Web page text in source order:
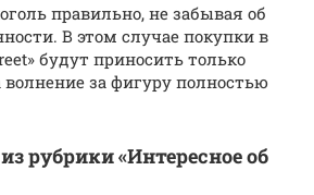
правильно, не забывая об
В этом случае покупки в
будут приносить только
волнение за фигуру полностью
рубрики «Интересное об